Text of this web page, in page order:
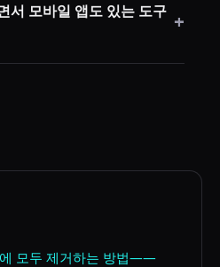
있습니다. 이 경우 보통 며칠
다.
서 모바일 앱도 있는 도구 +
모두 제거하는 방법——